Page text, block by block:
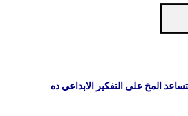
المخ على التفكير الابداعي ده